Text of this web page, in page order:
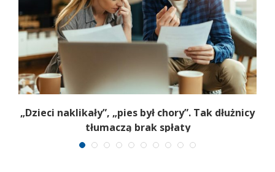
„Dzieci naklikały”, „pies był chory”. Tak dłużnicy
tłumaczą brak spłaty